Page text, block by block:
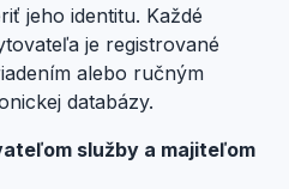
jeho identitu. Každé
je registrované
alebo ručným
databázy.
služby a majiteľom